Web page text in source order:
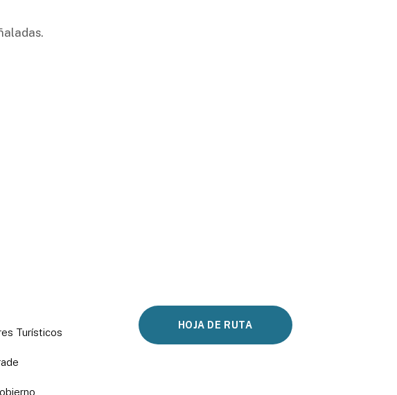
Turísticos
HOJA DE RUTA